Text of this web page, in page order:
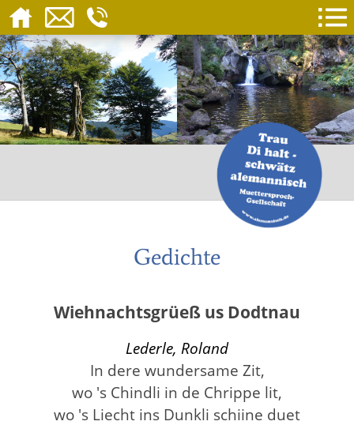
Gedichte
Wiehnachtsgrüeß us Dodtnau
Lederle, Roland
In dere wundersame Zit,
wo 's Chindli in de Chrippe lit,
wo 's Liecht ins Dunkli schiine duet